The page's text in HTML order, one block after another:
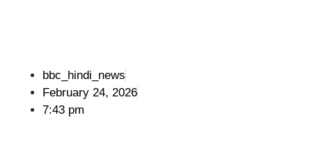
bbc_hindi_news
February 24, 2026
7:43 pm